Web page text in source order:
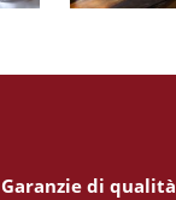
Garanzie di qualità